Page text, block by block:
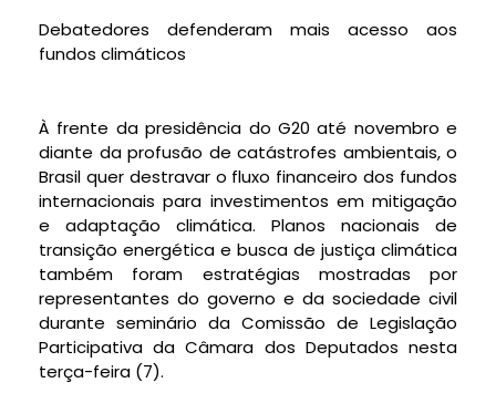
Debatedores defenderam mais acesso aos
fundos climáticos
À frente da presidência do G20 até novembro e
diante da profusão de catástrofes ambientais, o
Brasil quer destravar o fluxo financeiro dos fundos
internacionais para investimentos em mitigação
e adaptação climática. Planos nacionais de
transição energética e busca de justiça climática
também foram estratégias mostradas por
representantes do governo e da sociedade civil
durante seminário da Comissão de Legislação
Participativa da Câmara dos Deputados nesta
terça-feira (7).